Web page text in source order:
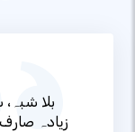
زیادہ